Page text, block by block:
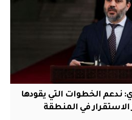
ندعم الخطوات التي يقودها
الاستقرار في المنطقة